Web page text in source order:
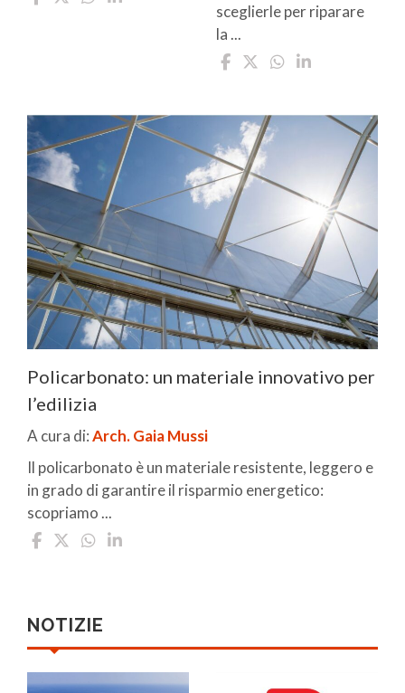
sceglierle per riparare
la ...
Policarbonato: un materiale innovativo per
l’edilizia
A cura di:Arch. Gaia Mussi
Il policarbonato è un materiale resistente, leggero e
in grado di garantire il risparmio energetico:
scopriamo ...
NOTIZIE